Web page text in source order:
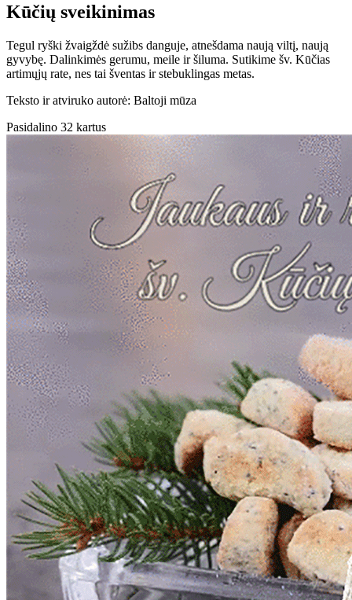
Kūčių sveikinimas
Tegul ryški žvaigždė sužibs danguje, atnešdama naują viltį, naują
gyvybę. Dalinkimės gerumu, meile ir šiluma. Sutikime šv. Kūčias
artimųjų rate, nes tai šventas ir stebuklingas metas.
Teksto ir atviruko autorė: Baltoji mūza
Pasidalino 32 kartus